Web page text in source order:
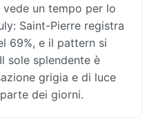
un tempo per lo
Saint-Pierre registra
69%, e il pattern si
sole splendente è
grigia e di luce
dei giorni.